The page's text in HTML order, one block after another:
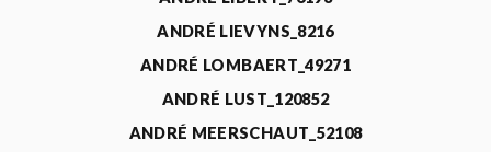
ANDRÉ LIEVYNS_8216
ANDRÉ LOMBAERT_49271
ANDRÉ LUST_120852
ANDRÉ MEERSCHAUT_52108